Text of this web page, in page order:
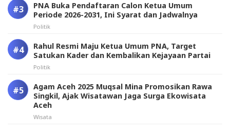
PNA Buka Pendaftaran Calon Ketua Umum
Periode 2026-2031, Ini Syarat dan Jadwalnya
Politik
Rahul Resmi Maju Ketua Umum PNA, Target
Satukan Kader dan Kembalikan Kejayaan Partai
Politik
Agam Aceh 2025 Muqsal Mina Promosikan Rawa
Singkil, Ajak Wisatawan Jaga Surga Ekowisata
Aceh
Wisata